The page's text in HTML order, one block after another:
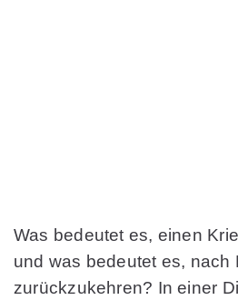
Was bedeutet es, einen
und was bedeutet es, nach
zurückzukehren? In einer